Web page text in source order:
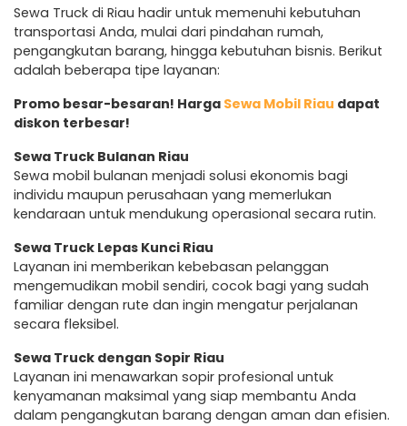
Sewa Truck di Riau hadir untuk memenuhi kebutuhan
transportasi Anda, mulai dari pindahan rumah,
pengangkutan barang, hingga kebutuhan bisnis. Berikut
adalah beberapa tipe layanan:
Promo besar-besaran! Harga Sewa Mobil Riau dapat
diskon terbesar!
Sewa Truck Bulanan Riau
Sewa mobil bulanan menjadi solusi ekonomis bagi
individu maupun perusahaan yang memerlukan
kendaraan untuk mendukung operasional secara rutin.
Sewa Truck Lepas Kunci Riau
Layanan ini memberikan kebebasan pelanggan
mengemudikan mobil sendiri, cocok bagi yang sudah
familiar dengan rute dan ingin mengatur perjalanan
secara fleksibel.
Sewa Truck dengan Sopir Riau
Layanan ini menawarkan sopir profesional untuk
kenyamanan maksimal yang siap membantu Anda
dalam pengangkutan barang dengan aman dan efisien.